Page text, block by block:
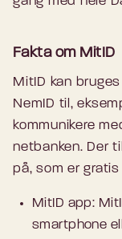
Fakta om MitID
MitID kan
NemID til,
kommunikere
netbanken. Der
på, som er
MitID app:
smartphone